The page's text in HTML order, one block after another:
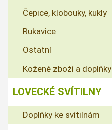
Čepice, klobouky, kukly
Rukavice
Ostatní
Kožené zboží a doplňky
LOVECKÉ SVÍTILNY
Doplňky ke svítilnám